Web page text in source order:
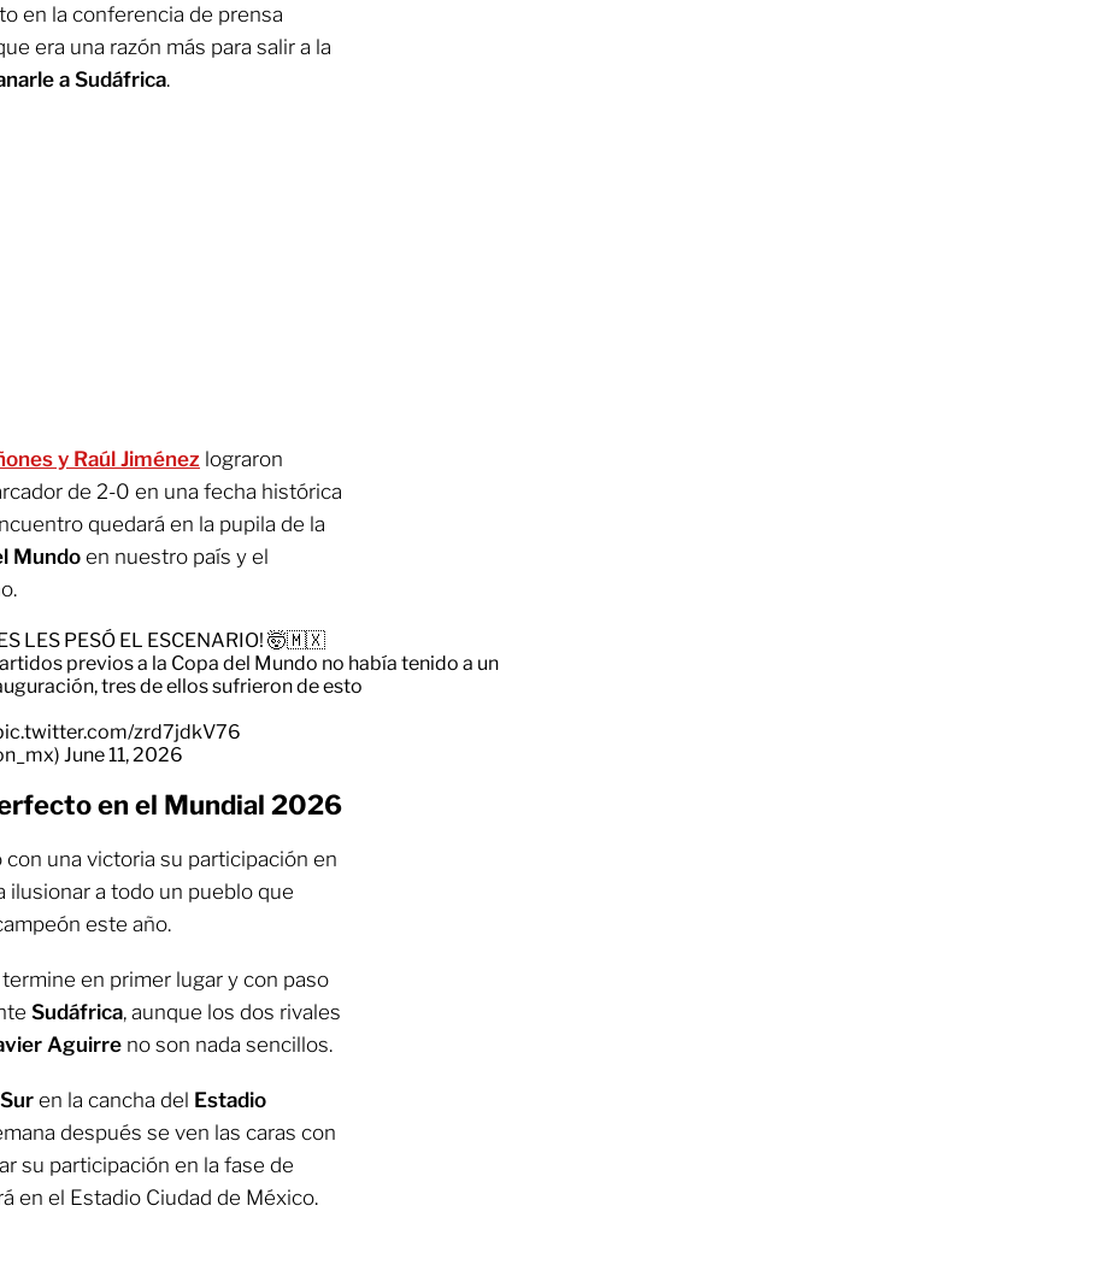
en la conferencia de prensa
era una razón más para salir a la
a Sudáfrica.
y Raúl Jiménez lograron
de 2-0 en una fecha histórica
quedará en la pupila de la
Mundoen nuestro país y el
LES PESÓ EL ESCENARIO! 🤯🇲🇽
previos a la Copa del Mundo no había tenido a un
tres de ellos sufrieron de esto
zrd7jdkV76
June 11, 2026
en el Mundial 2026
con una victoria su participación en
ilusionar a todo un pueblo que
este año.
termine en primer lugar y con paso
Sudáfrica, aunque los dos rivales
Aguirre no son nada sencillos.
en la cancha del Estadio
después se ven las caras con
su participación en la fase de
en el Estadio Ciudad de México.